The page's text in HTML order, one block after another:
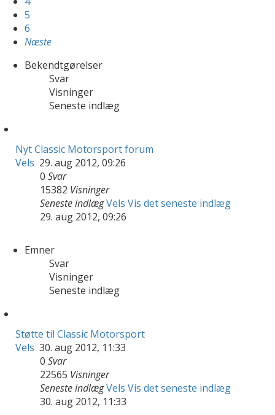
5
6
Næste
Bekendtgørelser
Svar
Visninger
Seneste indlæg
Nyt Classic Motorsport forum
Vels 29. aug 2012, 09:26
0 Svar
15382 Visninger
Seneste indlægVels Vis det seneste indlæg
29. aug 2012, 09:26
Emner
Svar
Visninger
Seneste indlæg
Støtte til Classic Motorsport
Vels 30. aug 2012, 11:33
0 Svar
22565 Visninger
Seneste indlægVels Vis det seneste indlæg
30. aug 2012, 11:33